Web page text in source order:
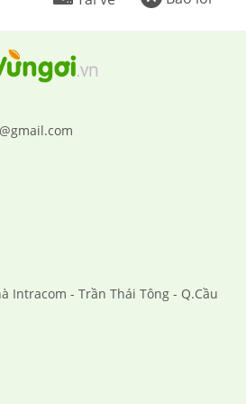
Intracom - Trần Thái Tông - Q.Cầu